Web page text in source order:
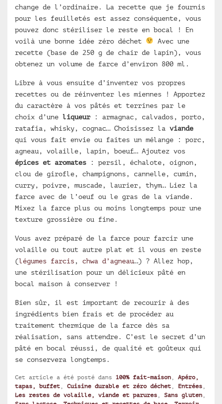
change de l’ordinaire. La recette que je fournis
pour les feuilletés est assez conséquente, vous
pouvez donc stériliser le reste en bocal ! En
voilà une bonne idée zéro déchet
Avec une
recette (base de 250 g de chair de lapin), vous
obtenez un volume de farce d’environ 800 ml.
Libre à vous ensuite d’inventer vos propres
recettes ou de réinventer les miennes ! Apportez
du caractère à vos pâtés et terrines par le
choix d’une liqueur: armagnac, calvados, porto,
ratafia, whisky, cognac… Choisissez la viande
qui vous fait envie ou faites un mélange : porc,
agneau, volaille, lapin, boeuf… Ajoutez vos
épices et aromates : persil, échalote, oignon,
clou de girofle, champignons, cannelle, cumin,
curry, poivre, muscade, laurier, thym… Liez la
farce avec de l’oeuf ou le gras de la viande.
Mixez la farce plus ou moins longtemps pour une
texture grossière ou fine.
Vous avez préparé de la farce pour farcir une
volaille ou tout autre plat et il vous en reste
(légumes farcis, chwa d’agneau…) ? Allez hop,
une stérilisation pour un délicieux pâté en
bocal maison à conserver !
Bien sûr, il est important de recourir à des
ingrédients bien frais et de procéder au
traitement thermique de la farce dès sa
réalisation, sans attendre. C’est le secret d’un
pâté en bocal réussi, de qualité et goûteux qui
se conservera longtemps.
Cet article a été posté dans 100% fait-maison
Apéro,
tapas, buffet
Cuisine durable et zéro déchet Entrées
Les restes de volaille, viande et parures
Sans gluten